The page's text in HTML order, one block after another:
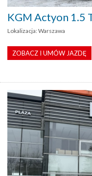
KGM Actyon 1.5
Lokalizacja: Warszawa
ZOBACZ I UMÓW JAZDĘ